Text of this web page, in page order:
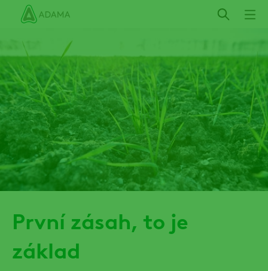
Přeskočit
První zásah, to je
základ